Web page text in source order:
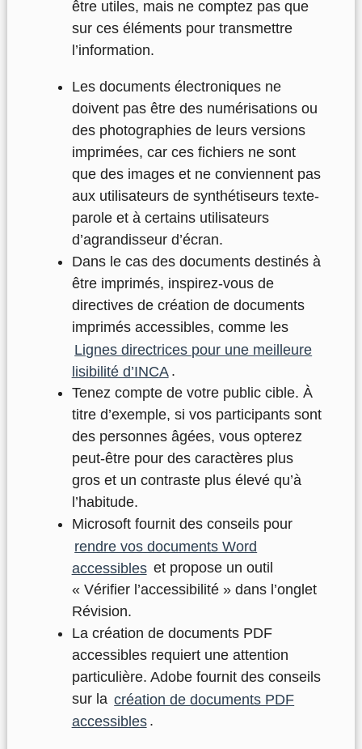
être utiles, mais ne comptez pas que
sur ces éléments pour transmettre
l’information.
Les documents électroniques ne
doivent pas être des numérisations ou
des photographies de leurs versions
imprimées, car ces fichiers ne sont
que des images et ne conviennent pas
aux utilisateurs de synthétiseurs texte-
parole et à certains utilisateurs
d’agrandisseur d’écran.
Dans le cas des documents destinés à
être imprimés, inspirez-vous de
directives de création de documents
imprimés accessibles, comme les
Lignes directrices pour une meilleure
lisibilité d’INCA .
Tenez compte de votre public cible. À
titre d’exemple, si vos participants sont
des personnes âgées, vous opterez
peut-être pour des caractères plus
gros et un contraste plus élevé qu’à
l’habitude.
Microsoft fournit des conseils pour
rendre vos documents Word
accessibles et propose un outil
« Vérifier l’accessibilité » dans l’onglet
Révision.
La création de documents PDF
accessibles requiert une attention
particulière. Adobe fournit des conseils
sur la création de documents PDF
accessibles .